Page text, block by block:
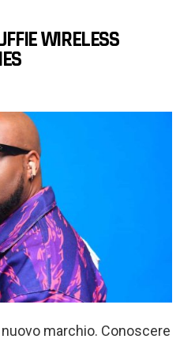
WIRELESS
marchio. Conoscere